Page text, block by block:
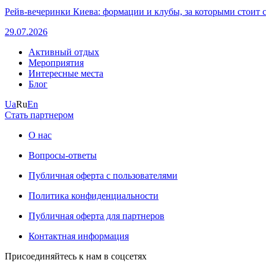
Рейв-вечеринки Киева: формации и клубы, за которыми стоит
29.07.2026
Активный отдых
Мероприятия
Интересные места
Блог
UaRuEn
Стать партнером
О нас
Вопросы-ответы
Публичная оферта с пользователями
Политика конфиденциальности
Публичная оферта для партнеров
Контактная информация
Присоединяйтесь к нам в соцсетях